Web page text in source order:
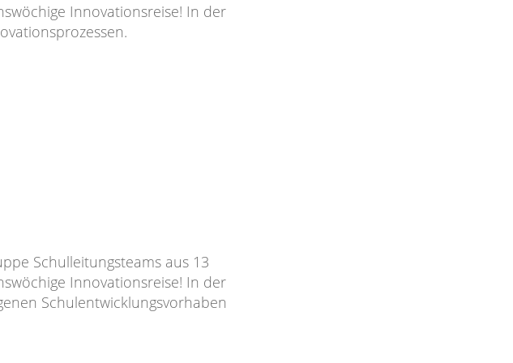
Innovationsreise! In der
Schulleitungsteams aus 13
Innovationsreise! In der
Schulentwicklungsvorhaben